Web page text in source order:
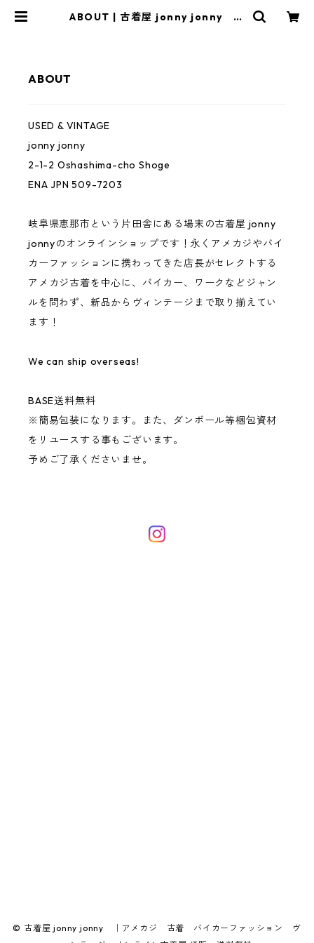
ABOUT | 古着屋 jonny jonny ｜
ABOUT
USED & VINTAGE
jonny jonny
2-1-2 Oshashima-cho Shoge
ENA JPN 509-7203
岐阜県恵那市という片田舎にある場末の古着屋 jonny
jonnyのオンラインショップです！永くアメカジやバイ
カーファッションに携わってきた店長がセレクトする
アメカジ古着を中心に、バイカー、ワークなどジャン
ルを問わず、新品からヴィンテージまで取り揃えてい
ます！
We can ship overseas!
BASE送料無料
※簡易包装になります。また、ダンボール等梱包資材
をリユースする事もございます。
予めご了承くださいませ。
© 古着屋 jonny jonny ｜アメカジ 古着 バイカーファッション ヴ